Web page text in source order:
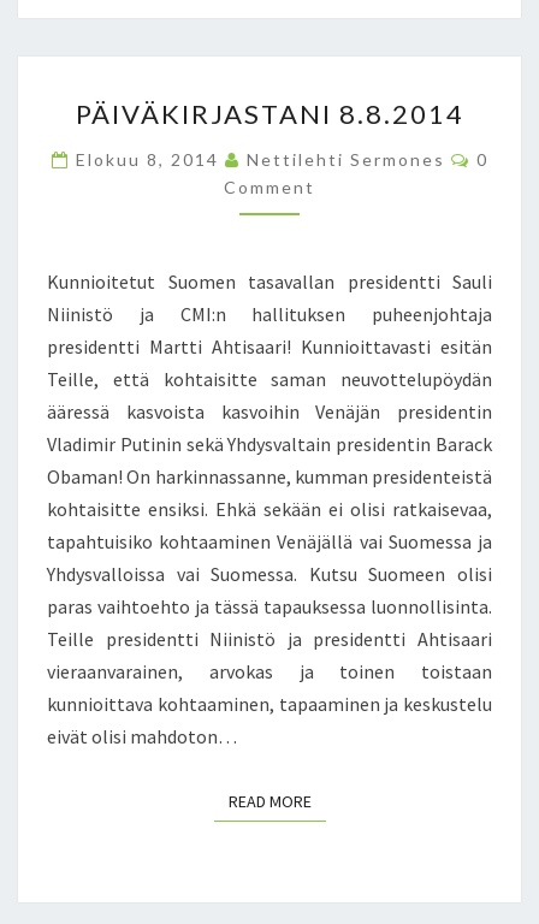
N
Ä
E
N
–
T
T
Ä
J
U
U
S
U
O
M
N
E
D
U
J
Ä
V
Ä
K
R
A
S
T
A
I
8
.
8
0
1
4
PÄIVÄKIRJASTANI 8.8.2014
Elokuu 8, 2014 Nettilehti Sermones
C
O
S
0
Comment
Kunnioitetut Suomen tasavallan presidentti Sauli
Niinistö ja CMI:n hallituksen puheenjohtaja
presidentti Martti Ahtisaari! Kunnioittavasti esitän
Teille, että kohtaisitte saman neuvottelupöydän
ääressä kasvoista kasvoihin Venäjän presidentin
Vladimir Putinin sekä Yhdysvaltain presidentin Barack
Obaman! On harkinnassanne, kumman presidenteistä
kohtaisitte ensiksi. Ehkä sekään ei olisi ratkaisevaa,
tapahtuisiko kohtaaminen Venäjällä vai Suomessa ja
Yhdysvalloissa vai Suomessa. Kutsu Suomeen olisi
paras vaihtoehto ja tässä tapauksessa luonnollisinta.
Teille presidentti Niinistö ja presidentti Ahtisaari
vieraanvarainen, arvokas ja toinen toistaan
kunnioittava kohtaaminen, tapaaminen ja keskustelu
eivät olisi mahdoton…
READ MOREREAD MORE